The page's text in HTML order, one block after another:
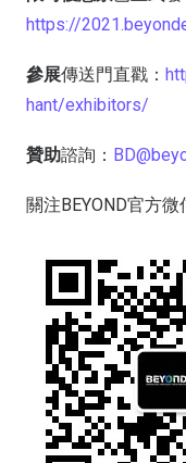
https://
參展傳送門直戳：
hant/exhibitors/
贊助諮詢：
關注BEYOND官方